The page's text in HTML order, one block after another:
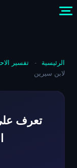
الرئيسية - تفسير
لابن سيرين
تعرف